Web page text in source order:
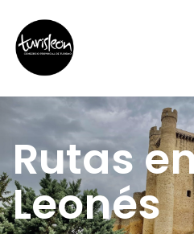
Rutas
Leonés